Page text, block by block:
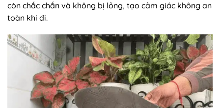
còn chắc chắn và không bị lỏng, tạo cảm giác không an
toàn khi đi.